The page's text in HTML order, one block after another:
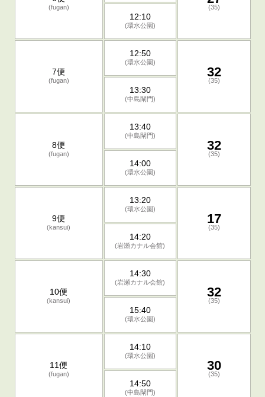
(fugan) (35)
12:10
(環水公園)
7便
(fugan)
12:50
(環水公園)
32
(35)
13:30
(中島閘門)
8便
(fugan)
13:40
(中島閘門)
32
(35)
14:00
(環水公園)
9便
(kansui)
13:20
(環水公園)
17
(35)
14:20
(岩瀬カナル会館)
10便
(kansui)
14:30
(岩瀬カナル会館)
32
(35)
15:40
(環水公園)
11便
(fugan)
14:10
(環水公園)
30
(35)
14:50
(中島閘門)